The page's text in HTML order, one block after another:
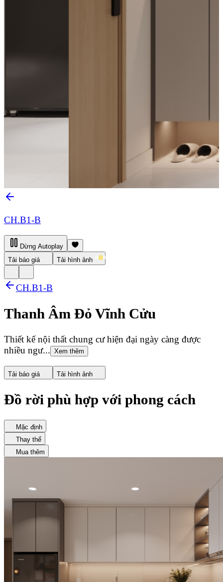
CH.B1-B
Dừng Autoplay
Tải báo giá
Tải hình ảnh
CH.B1-B
Thanh Âm Đỏ Vĩnh Cửu
Thiết kế nội thất chung cư hiện đại ngày càng được
nhiều ngư... Xem thêm
Tải báo giá Tải hình ảnh
Đồ rời phù hợp với phong cách
Mặc định
Thay thế
Mua thêm